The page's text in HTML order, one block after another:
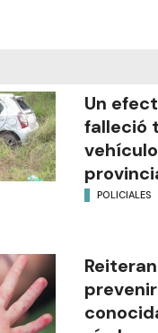
Un
falleció
POLICIALES